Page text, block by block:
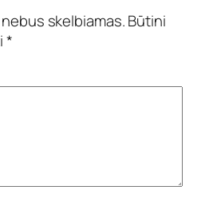
skelbiamas.Būtini
*